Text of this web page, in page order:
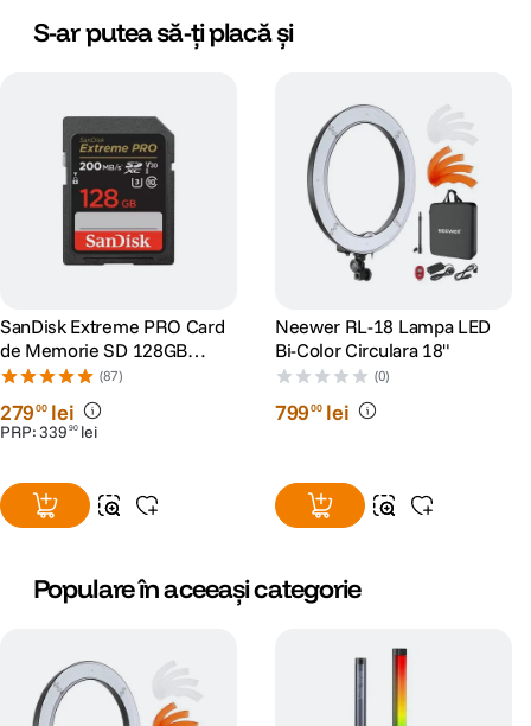
S-ar putea să-ți placă și
SanDisk Extreme PRO Card
de Memorie SD 128GB
SDXC UHS-I Class 10 U3 V30
+ 2 Ani RescuePRO Deluxe
(87)
27900 lei
PRP:339 90 lei
Neewer RL-18 Lampa LED
Bi-Color Circulara 18"
(0)
79900 lei
Populare în aceeași categorie